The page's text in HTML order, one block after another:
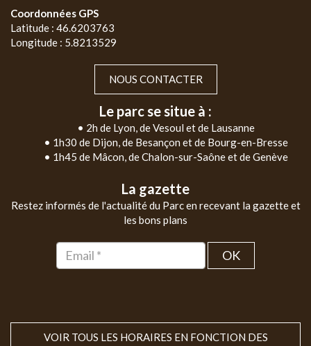
Coordonnées GPS
Latitude : 46.6203763
Longitude : 5.8213529
NOUS CONTACTER
Le parc se situe à :
• 2h de Lyon, de Vesoul et de Lausanne
• 1h30 de Dijon, de Besançon et de Bourg-en-Bresse
• 1h45 de Mâcon, de Chalon-sur-Saône et de Genève
La gazette
Restez informés de l'actualité du Parc en recevant la gazette et
les bons plans
OK
VOIR TOUS LES HORAIRES EN FONCTION DES